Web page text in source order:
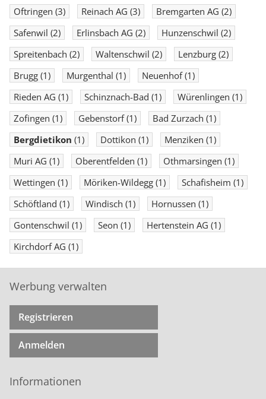
Oftringen (3) Reinach AG (3) Bremgarten AG (2)
Safenwil (2) Erlinsbach AG (2) Hunzenschwil (2)
Spreitenbach (2) Waltenschwil (2) Lenzburg (2)
Brugg (1) Murgenthal (1) Neuenhof(1)
Rieden AG (1) Schinznach-Bad (1) Würenlingen (1)
Zofingen (1) Gebenstorf(1) Bad Zurzach (1)
Bergdietikon (1) Dottikon (1) Menziken (1)
Muri AG (1) Oberentfelden (1) Othmarsingen (1)
Wettingen (1) Möriken-Wildegg (1) Schafisheim (1)
Schöftland (1) Windisch (1) Hornussen (1)
Gontenschwil (1) Seon (1) Hertenstein AG (1)
Kirchdorf AG (1)
Werbung verwalten
Registrieren
Anmelden
Informationen